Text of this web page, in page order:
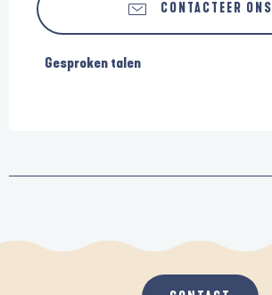
CONTACTEER ONS
Gesproken talen
Gesproken talen